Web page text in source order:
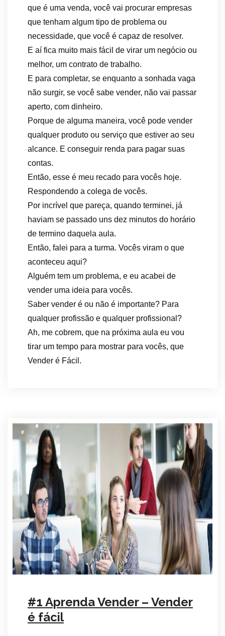
que é uma venda, você vai procurar empresas
que tenham algum tipo de problema ou
necessidade, que você é capaz de resolver.
E aí fica muito mais fácil de virar um negócio ou
melhor, um contrato de trabalho.
E para completar, se enquanto a sonhada vaga
não surgir, se você sabe vender, não vai passar
aperto, com dinheiro.
Porque de alguma maneira, você pode vender
qualquer produto ou serviço que estiver ao seu
alcance. E conseguir renda para pagar suas
contas.
Então, esse é meu recado para vocês hoje.
Respondendo a colega de vocês.
Por incrível que pareça, quando terminei, já
haviam se passado uns dez minutos do horário
de termino daquela aula.
Então, falei para a turma. Vocês viram o que
aconteceu aqui?
Alguém tem um problema, e eu acabei de
vender uma ideia para vocês.
Saber vender é ou não é importante? Para
qualquer profissão e qualquer profissional?
Ah, me cobrem, que na próxima aula eu vou
tirar um tempo para mostrar para vocês, que
Vender é Fácil.
#1 Aprenda Vender – Vender
é fácil